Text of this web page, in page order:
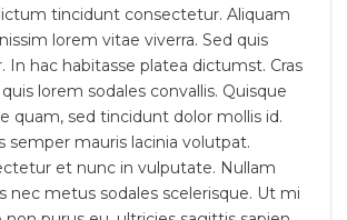
tincidunt consectetur. Aliquam
lorem vitae viverra. Sed quis
In hac habitasse platea dictumst. Cras
lorem sodales convallis. Quisque
quam, sed tincidunt dolor mollis id.
semper mauris lacinia volutpat.
et nunc in vulputate. Nullam
nec metus sodales scelerisque. Ut mi